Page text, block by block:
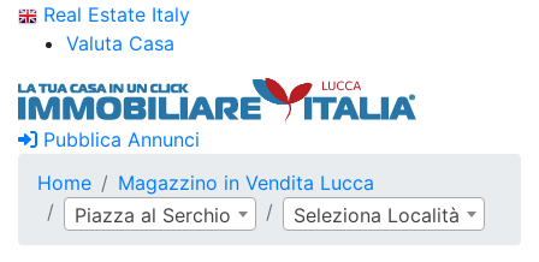
Real Estate Italy
Valuta Casa
Pubblica Annunci
Home
Magazzino in Vendita Lucca
Piazza al Serchio
Seleziona Località